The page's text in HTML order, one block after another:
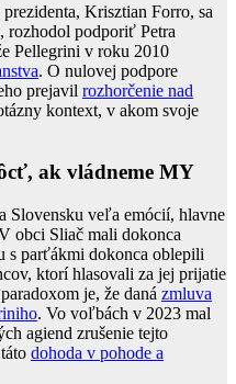
Krisztian Forro, sa
rozhodol podporiť Petra
Pellegrini v roku 2010
. O nulovej podpore
prejavil rozhorčenie nad
kontext, v akom svoje
ak vládneme MY
Slovensku veľa emócií, hlavne
obci Sliač mali dokonca
s parťákmi dokonca oblepili
ktorí hlasovali za jej prijatie
je, že daná zmluva
. Vo voľbách v 2023 mal
agiend zrušenie tejto
dohoda v pohode a